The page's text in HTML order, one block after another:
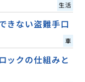
生活
きない盗難手口
車
ックの仕組みと